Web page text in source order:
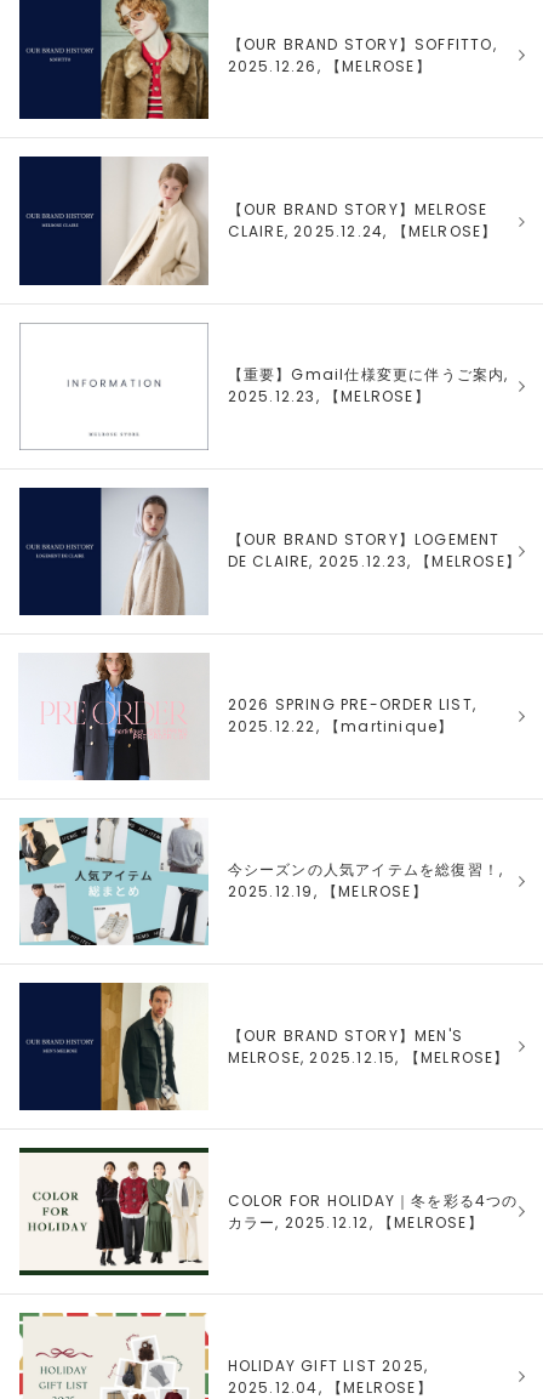
【OUR BRAND STORY】SOFFITTO,
2025.12.26, 【MELROSE】
【OUR BRAND STORY】MELROSE
CLAIRE, 2025.12.24, 【MELROSE】
【重要】Gmail仕様変更に伴うご案内,
2025.12.23, 【MELROSE】
【OUR BRAND STORY】LOGEMENT
DE CLAIRE, 2025.12.23, 【MELROSE】
2026 SPRING PRE-ORDER LIST,
2025.12.22, 【martinique】
今シーズンの人気アイテムを総復習！,
2025.12.19, 【MELROSE】
【OUR BRAND STORY】MEN'S
MELROSE, 2025.12.15, 【MELROSE】
COLOR FOR HOLIDAY｜冬を彩る4つの
カラー, 2025.12.12, 【MELROSE】
HOLIDAY GIFT LIST 2025,
2025.12.04, 【MELROSE】